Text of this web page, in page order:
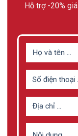
Hỗ trợ -20%